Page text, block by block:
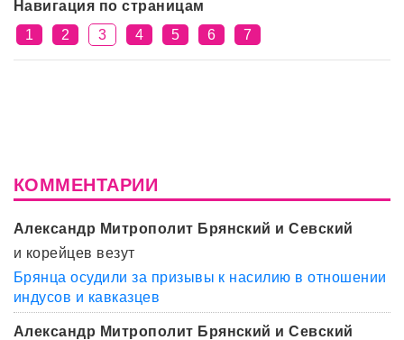
Навигация по страницам
1
2 3 4 5 6 7
КОММЕНТАРИИ
Александр Митрополит Брянский и Севский
и корейцев везут
Брянца осудили за призывы к насилию в отношении
индусов и кавказцев
Александр Митрополит Брянский и Севский